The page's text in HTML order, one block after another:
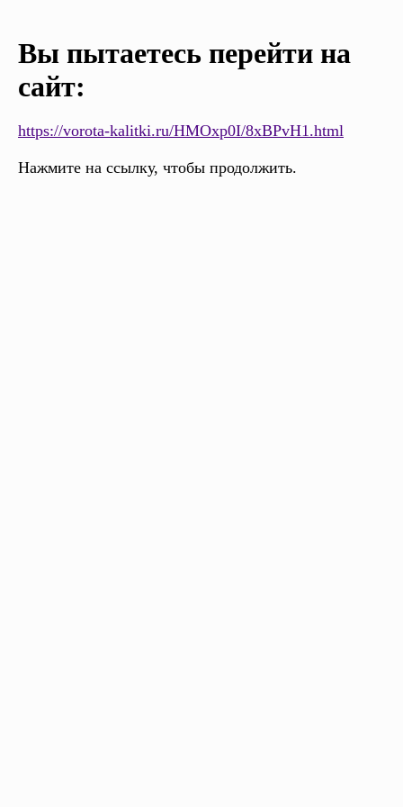
Вы пытаетесь перейти на
сайт:
https://vorota-kalitki.ru/HMOxp0I/8xBPvH1.html
Нажмите на ссылку, чтобы продолжить.